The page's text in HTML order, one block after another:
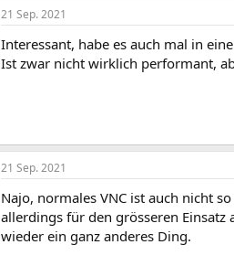
k
i
o
21 Sep. 2021
Interessant, habe es auch mal in
Ist zwar nicht wirklich performant,
21 Sep. 2021
Najo, normales VNC ist auch nicht
allerdings für den grösseren Einsatz
wieder ein ganz anderes Ding.